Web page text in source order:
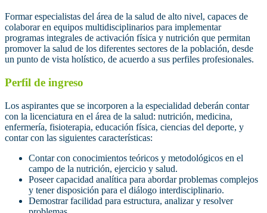
Formar especialistas del área de la salud de alto nivel, capaces de
colaborar en equipos multidisciplinarios para implementar
programas integrales de activación física y nutrición que permitan
promover la salud de los diferentes sectores de la población, desde
un punto de vista holístico, de acuerdo a sus perfiles profesionales.
Perfil de ingreso
Los aspirantes que se incorporen a la especialidad deberán contar
con la licenciatura en el área de la salud: nutrición, medicina,
enfermería, fisioterapia, educación física, ciencias del deporte, y
contar con las siguientes características:
Contar con conocimientos teóricos y metodológicos en el
campo de la nutrición, ejercicio y salud.
Poseer capacidad analítica para abordar problemas complejos
y tener disposición para el diálogo interdisciplinario.
Demostrar facilidad para estructura, analizar y resolver